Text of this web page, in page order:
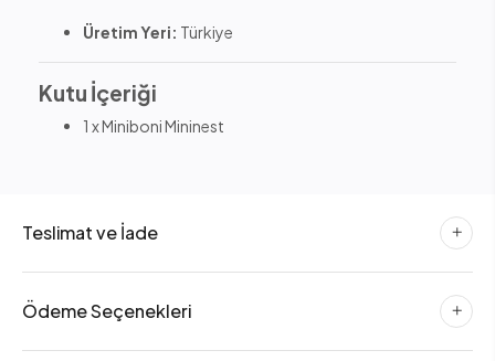
Üretim Yeri: Türkiye
Kutu İçeriği
1 x Miniboni Mininest
Teslimat ve İade
Ödeme Seçenekleri